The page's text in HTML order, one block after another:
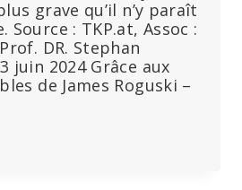
grave qu’il n’y paraît
Source : TKP.at, Assoc :
DR. Stephan
juin 2024 Grâce aux
de James Roguski –